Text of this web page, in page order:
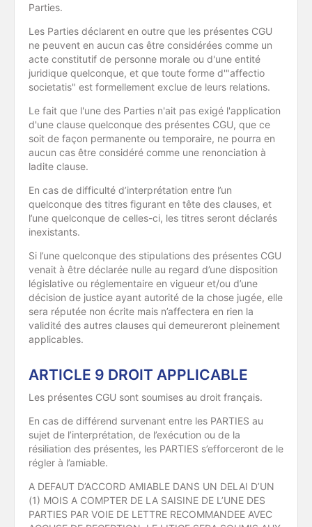
Parties.
Les Parties déclarent en outre que les présentes CGU
ne peuvent en aucun cas être considérées comme un
acte constitutif de personne morale ou d'une entité
juridique quelconque, et que toute forme d'"affectio
societatis" est formellement exclue de leurs relations.
Le fait que l'une des Parties n'ait pas exigé l'application
d'une clause quelconque des présentes CGU, que ce
soit de façon permanente ou temporaire, ne pourra en
aucun cas être considéré comme une renonciation à
ladite clause.
En cas de difficulté d’interprétation entre l’un
quelconque des titres figurant en tête des clauses, et
l’une quelconque de celles-ci, les titres seront déclarés
inexistants.
Si l’une quelconque des stipulations des présentes CGU
venait à être déclarée nulle au regard d’une disposition
législative ou réglementaire en vigueur et/ou d’une
décision de justice ayant autorité de la chose jugée, elle
sera réputée non écrite mais n’affectera en rien la
validité des autres clauses qui demeureront pleinement
applicables.
ARTICLE 9 DROIT APPLICABLE
Les présentes CGU sont soumises au droit français.
En cas de différend survenant entre les PARTIES au
sujet de l’interprétation, de l’exécution ou de la
résiliation des présentes, les PARTIES s’efforceront de le
régler à l’amiable.
A DEFAUT D’ACCORD AMIABLE DANS UN DELAI D’UN
(1) MOIS A COMPTER DE LA SAISINE DE L’UNE DES
PARTIES PAR VOIE DE LETTRE RECOMMANDEE AVEC